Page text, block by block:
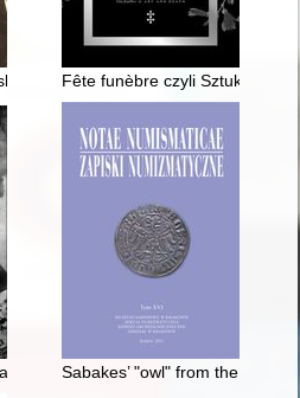
1930-1938Fête funèbre czyli Sztuka
taktyka Jamesa Connolly’ego
Sabakes’ "owl" from the